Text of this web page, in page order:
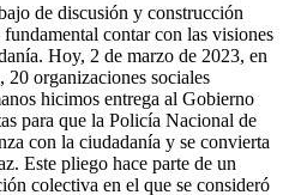
de discusión y construcción
contar con las visiones
Hoy, 2 de marzo de 2023, en
organizaciones sociales
hicimos entrega al Gobierno
para que la Policía Nacional de
con la ciudadanía y se convierta
Este pliego hace parte de un
colectiva en el que se consideró